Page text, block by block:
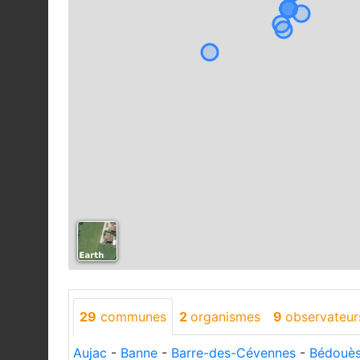
29 communes 2 organismes 9
Aujac - Banne - Barre-des-Cévennes -